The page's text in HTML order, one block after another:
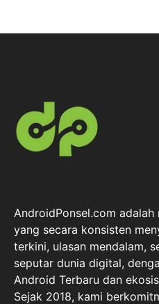
AndroidPonsel.com
yang secara konsisten
terkini, ulasan mendalam,
seputar dunia digital,
Android Terbaru dan
Sejak 2018, kami